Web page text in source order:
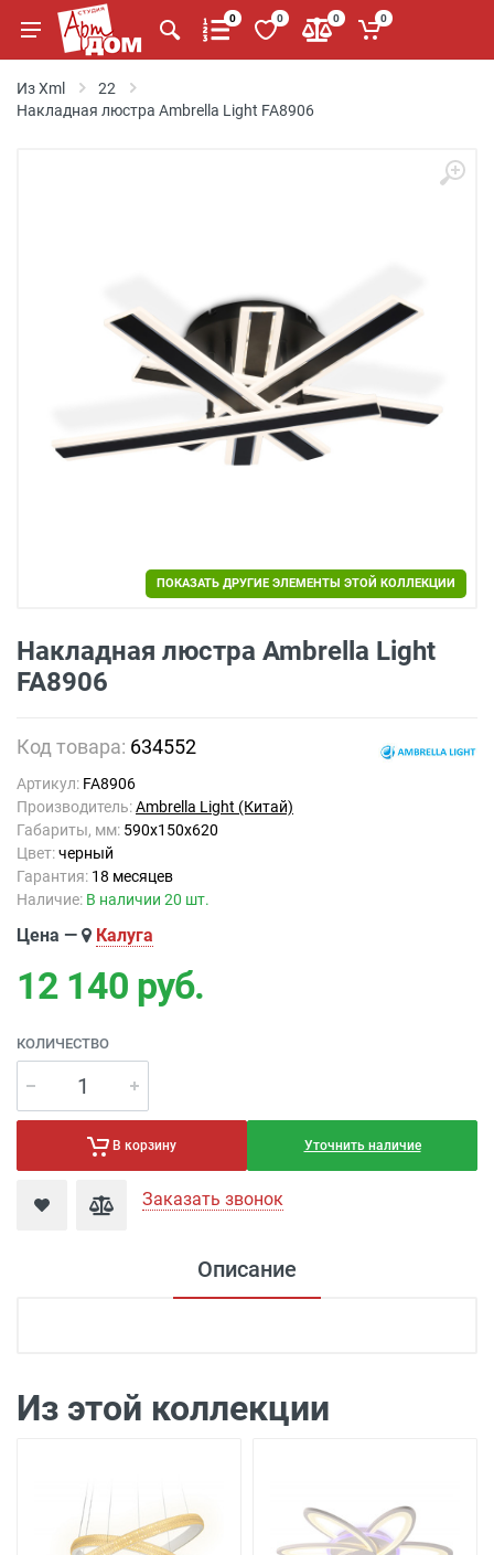
0 0 0 0
Из Xml
22
Накладная люстра Ambrella Light FA8906
ПОКАЗАТЬ ДРУГИЕ ЭЛЕМЕНТЫ ЭТОЙ КОЛЛЕКЦИИ
Накладная люстра Ambrella Light
FA8906
Код товара: 634552
Артикул: FA8906
Производитель:Ambrella Light (Китай)
Габариты, мм: 590x150x620
Цвет:черный
Гарантия: 18 месяцев
Наличие: В наличии 20 шт.
Цена — Калуга
12 140 руб.
КОЛИЧЕСТВО
В корзину Уточнить наличие
Заказать звонок
Описание
Из этой коллекции